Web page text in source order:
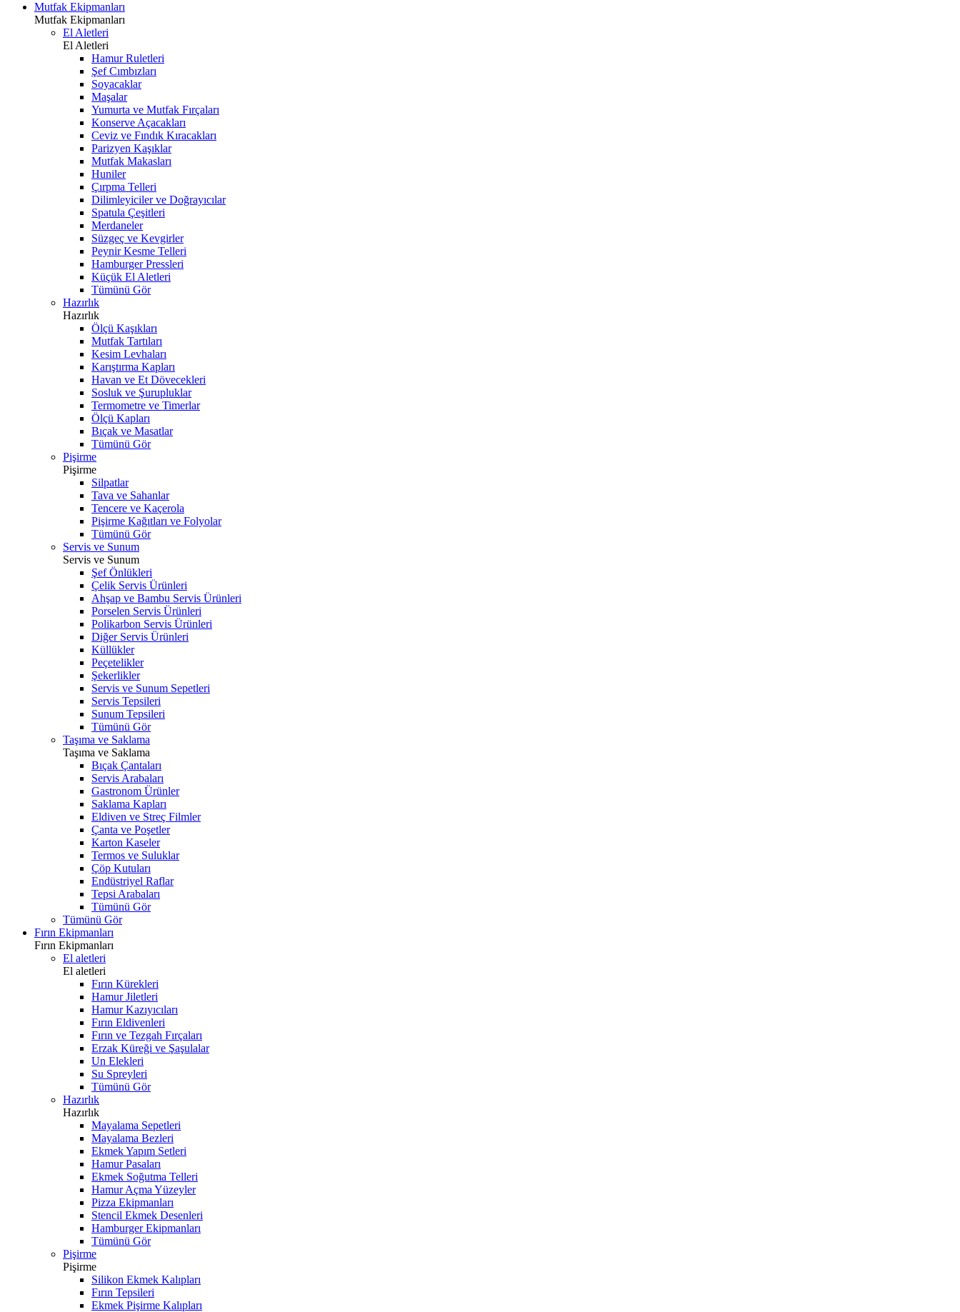
Mutfak Ekipmanları
Mutfak Ekipmanları
El Aletleri
El Aletleri
Hamur Ruletleri
Şef Cımbızları
Soyacaklar
Maşalar
Yumurta ve Mutfak Fırçaları
Konserve Açacakları
Ceviz ve Fındık Kıracakları
Parizyen Kaşıklar
Mutfak Makasları
Huniler
Çırpma Telleri
Dilimleyiciler ve Doğrayıcılar
Spatula Çeşitleri
Merdaneler
Süzgeç ve Kevgirler
Peynir Kesme Telleri
Hamburger Pressleri
Küçük El Aletleri
Tümünü Gör
Hazırlık
Hazırlık
Ölçü Kaşıkları
Mutfak Tartıları
Kesim Levhaları
Karıştırma Kapları
Havan ve Et Dövecekleri
Sosluk ve Şurupluklar
Termometre ve Timerlar
Ölçü Kapları
Bıçak ve Masatlar
Tümünü Gör
Pişirme
Pişirme
Silpatlar
Tava ve Sahanlar
Tencere ve Kaçerola
Pişirme Kağıtları ve Folyolar
Tümünü Gör
Servis ve Sunum
Servis ve Sunum
Şef Önlükleri
Çelik Servis Ürünleri
Ahşap ve Bambu Servis Ürünleri
Porselen Servis Ürünleri
Polikarbon Servis Ürünleri
Diğer Servis Ürünleri
Küllükler
Peçetelikler
Şekerlikler
Servis ve Sunum Sepetleri
Servis Tepsileri
Sunum Tepsileri
Tümünü Gör
Taşıma ve Saklama
Taşıma ve Saklama
Bıçak Çantaları
Servis Arabaları
Gastronom Ürünler
Saklama Kapları
Eldiven ve Streç Filmler
Çanta ve Poşetler
Karton Kaseler
Termos ve Suluklar
Çöp Kutuları
Endüstriyel Raflar
Tepsi Arabaları
Tümünü Gör
Tümünü Gör
Fırın Ekipmanları
Fırın Ekipmanları
El aletleri
El aletleri
Fırın Kürekleri
Hamur Jiletleri
Hamur Kazıyıcıları
Fırın Eldivenleri
Fırın ve Tezgah Fırçaları
Erzak Küreği ve Şaşulalar
Un Elekleri
Su Spreyleri
Tümünü Gör
Hazırlık
Hazırlık
Mayalama Sepetleri
Mayalama Bezleri
Ekmek Yapım Setleri
Hamur Pasaları
Ekmek Soğutma Telleri
Hamur Açma Yüzeyler
Pizza Ekipmanları
Stencil Ekmek Desenleri
Hamburger Ekipmanları
Tümünü Gör
Pişirme
Pişirme
Silikon Ekmek Kalıpları
Fırın Tepsileri
Ekmek Pişirme Kalıpları